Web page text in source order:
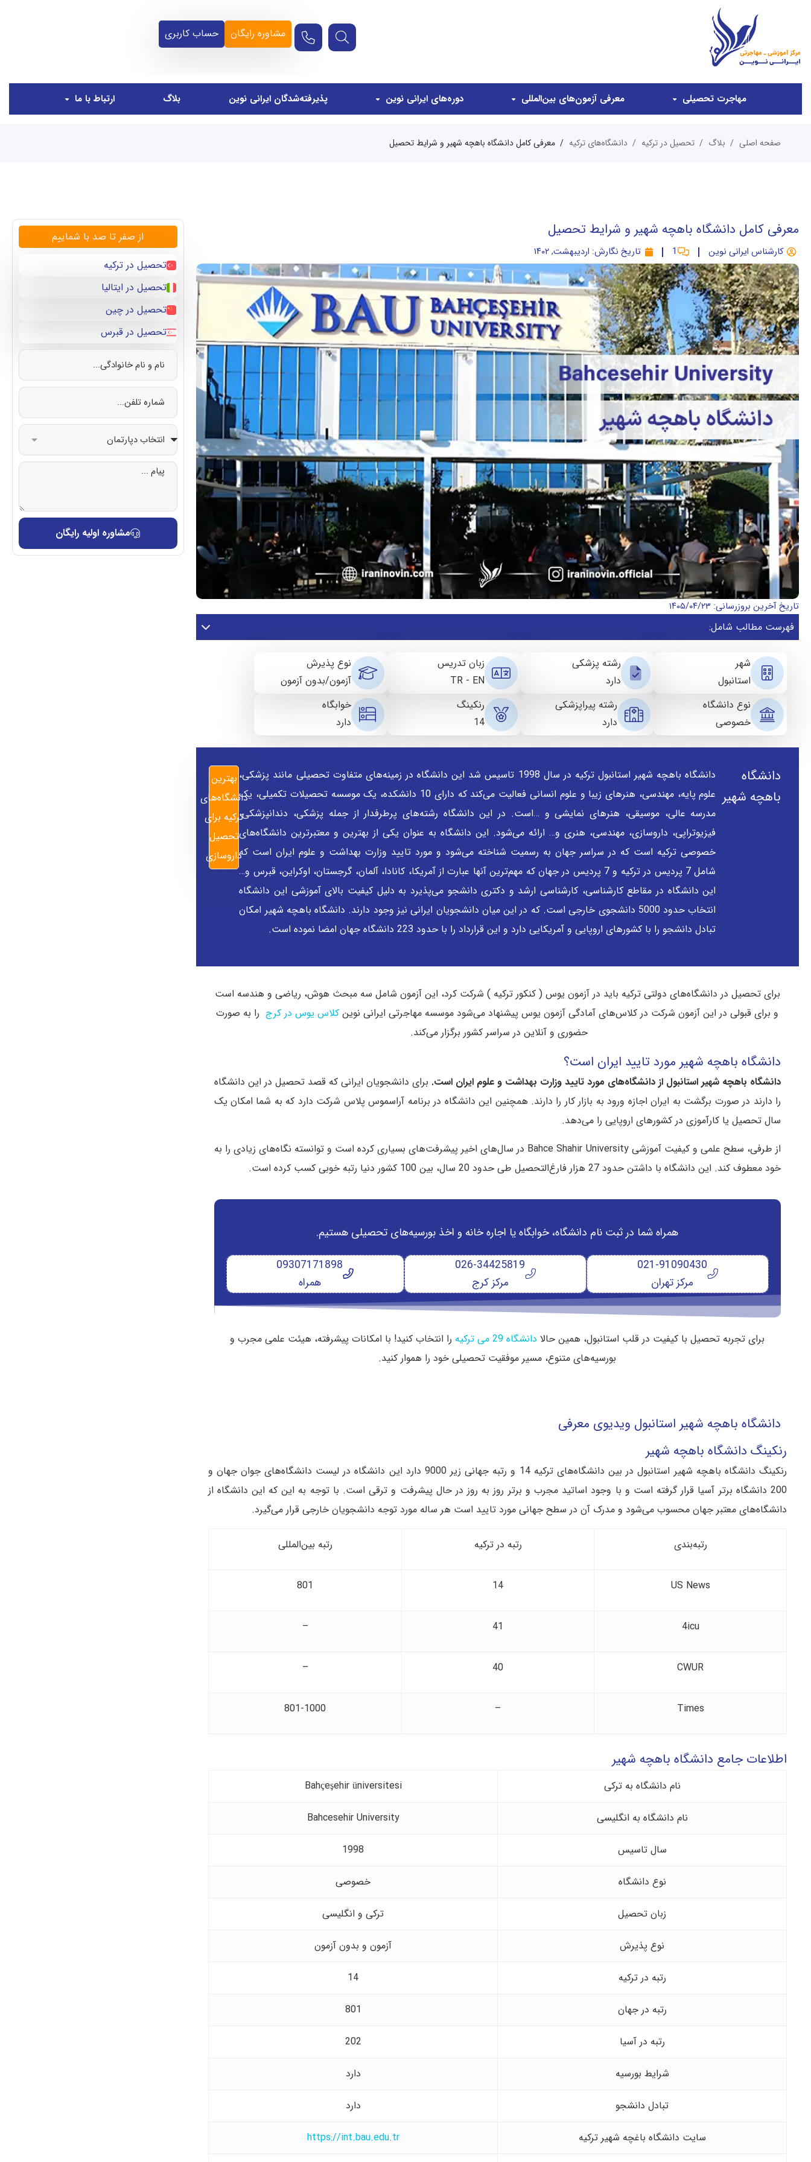
مشاوره رایگان حساب کاربری
مهاجرت تحصیلی معرفی آزمون‌های بین‌المللی دوره‌های ایرانی نوین پذیرفته‌شدگان ایرانی نوین بلاگ ارتباط با ما
صفحه اصلی بلاگ تحصیل در ترکیه دانشگاه‌های ترکیه معرفی کامل دانشگاه باهچه شهیر و شرایط تحصیل
معرفی کامل دانشگاه باهچه شهیر و شرایط تحصیل
کارشناس ایرانی نوین 1 تاریخ نگارش: اردیبهشت, ۱۴۰۲
تاریخ آخرین بروزرسانی: ۱۴۰۵/۰۴/۲۳
فهرست مطالب شامل:
شهر
استانبول
رشته پزشکی
دارد
زبان تدریس
TR - EN
نوع پذیرش
آزمون/بدون آزمون
نوع دانشگاه
خصوصی
رشته پیراپزشکی
دارد
رنکینگ
14
خوابگاه
دارد
دانشگاه
باهچه شهیر
دانشگاه باهچه شهیر استانبول ترکیه در سال 1998 تاسیس شد این دانشگاه در زمینه‌های متفاوت تحصیلی مانند پزشکی،
علوم پایه، مهندسی، هنرهای زیبا و علوم انسانی فعالیت می‌کند که دارای 10 دانشکده، یک موسسه تحصیلات تکمیلی، یک
مدرسه عالی، موسیقی، هنرهای نمایشی و …است. در این دانشگاه رشته‌های پرطرفدار از جمله پزشکی، دندانپزشکی،
فیزیوتراپی، داروسازی، مهندسی، هنری و… ارائه می‌شود. این دانشگاه به عنوان یکی از بهترین و معتبرترین دانشگاه‌های
خصوصی ترکیه است که در سراسر جهان به رسمیت شناخته می‌شود و مورد تایید وزارت بهداشت و علوم ایران است که
شامل 7 پردیس در ترکیه و 7 پردیس در جهان که مهم‌ترین آنها عبارت از آمریکا، کانادا، آلمان، گرجستان، اوکراین، قبرس و…
این دانشگاه در مقاطع کارشناسی، کارشناسی ارشد و دکتری دانشجو می‌پذیرد به دلیل کیفیت بالای آموزشی این دانشگاه
انتخاب حدود 5000 دانشجوی خارجی است. که در این میان دانشجویان ایرانی نیز وجود دارند. دانشگاه باهچه شهیر امکان
تبادل دانشجو را با کشور‌های اروپایی و آمریکایی دارد و این قرارداد را با حدود 223 دانشگاه جهان امضا نموده است.
بهترین
دانشگاه‌های
ترکیه برای
تحصیل
داروسازی
برای تحصیل در دانشگاه‌های دولتی ترکیه باید در آزمون یوس ( کنکور ترکیه ) شرکت کرد، این آزمون شامل سه مبحث هوش، ریاضی و هندسه است
و برای قبولی در این آزمون شرکت در کلاس‌های آمادگی آزمون یوس پیشنهاد می‌شود موسسه مهاجرتی ایرانی نوین کلاس یوس در کرجرا به صورت
حضوری و آنلاین در سراسر کشور برگزار می‌کند.
دانشگاه باهچه شهیر مورد تایید ایران است؟
دانشگاه باهچه شهیر استانبول از دانشگاه‌های مورد تایید وزارت بهداشت و علوم ایران است. برای دانشجویان ایرانی که قصد تحصیل در این دانشگاه
را دارند در صورت برگشت به ایران اجازه ورود به بازار کار را دارند. همچنین این دانشگاه در برنامه آراسموس پلاس شرکت دارد که به شما امکان یک
سال تحصیل یا کارآموزی در کشورهای اروپایی را می‌دهد.
از طرفی، سطح علمی و کیفیت آموزشی Bahce Shahir University در سال‌های اخیر پیشرفت‌های بسیاری کرده است و توانسته نگاه‌های زیادی را به
خود معطوف کند. این دانشگاه با داشتن حدود 27 هزار فارغ‌التحصیل طی حدود 20 سال، بین 100 کشور دنیا رتبه خوبی کسب کرده است.
همراه شما در ثبت نام دانشگاه‌، خوابگاه یا اجاره خانه و اخذ بورسیه‌های تحصیلی هستیم.
021-91090430
مرکز تهران
026-34425819
مرکز کرج
09307171898
همراه
برای تجربه تحصیل با کیفیت در قلب استانبول، همین حالا دانشگاه 29 می ترکیه
را انتخاب کنید! با امکانات پیشرفته، هیئت علمی مجرب و
بورسیه‌های متنوع، مسیر موفقیت تحصیلی خود را هموار کنید.
دانشگاه باهچه شهیر استانبول ویدیوی معرفی
رنکینگ دانشگاه باهچه شهیر
رنکینگ دانشگاه باهچه شهیر استانبول در بین دانشگاه‌های ترکیه 14 و رتبه جهانی زیر 9000 دارد این دانشگاه در لیست دانشگاه‌های جوان جهان و
200 دانشگاه برتر آسیا قرار گرفته است و با وجود اساتید مجرب و برتر روز به روز در حال پیشرفت و ترقی است. با توجه به این که این دانشگاه از
دانشگاه‌های معتبر جهان محسوب می‌شود و مدرک آن در سطح جهانی مورد تایید است هر ساله مورد توجه دانشجویان خارجی قرار می‌گیرد.
رتبه‌بندی رتبه در ترکیه رتبه بین‌المللی
US News
14
801
4icu
41
–
CWUR
40
–
Times
–
801-1000
اطلاعات جامع دانشگاه باهچه شهیر
نام دانشگاه به ترکی Bahçeşehir üniversitesi
نام دانشگاه به انگلیسی Bahcesehir University
سال تاسیس 1998
نوع دانشگاه خصوصی
زبان تحصیل ترکی و انگلیسی
نوع پذیرش آزمون و بدون آزمون
رتبه در ترکیه 14
رتبه در جهان 801
رتبه در آسیا 202
شرایط بورسیه دارد
تبادل دانشجو دارد
سایت دانشگاه باغچه شهیر ترکیه https://int.bau.edu.tr
از صفر تا صد با شماییم
تحصیل در ترکیه
تحصیل در ایتالیا
تحصیل در چین
تحصیل در قبرس
مشاوره اولیه رایگان